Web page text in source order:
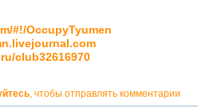
#!/OccupyTyumen
club32616970
, чтобы отправлять комментарии